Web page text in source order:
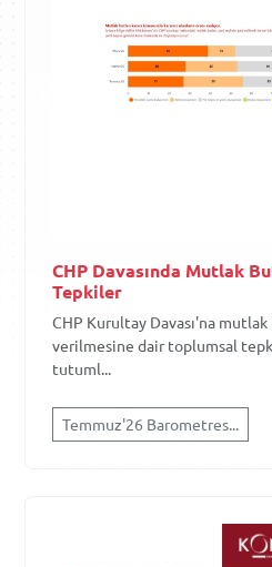
CHP Davasında Mutlak
Tepkiler
CHP Kurultay Davası'na mutlak
verilmesine dair toplumsal
tutuml...
Temmuz'26 Barometres...